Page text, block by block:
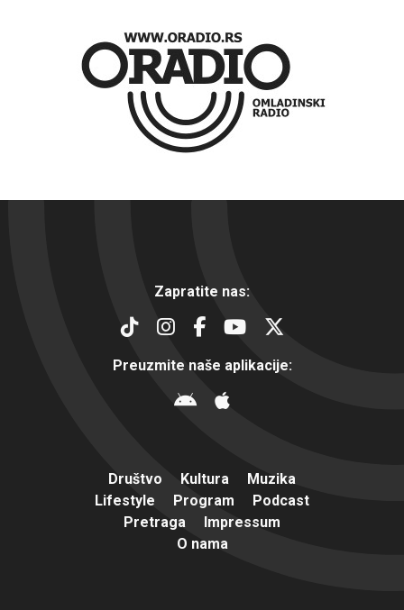
Zapratite nas:
Preuzmite naše aplikacije:
Društvo Kultura
Muzika
Lifestyle
Program
Podcast
Pretraga
Impressum
O nama